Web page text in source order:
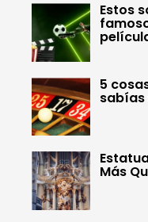
Estos
5
sabías
Más